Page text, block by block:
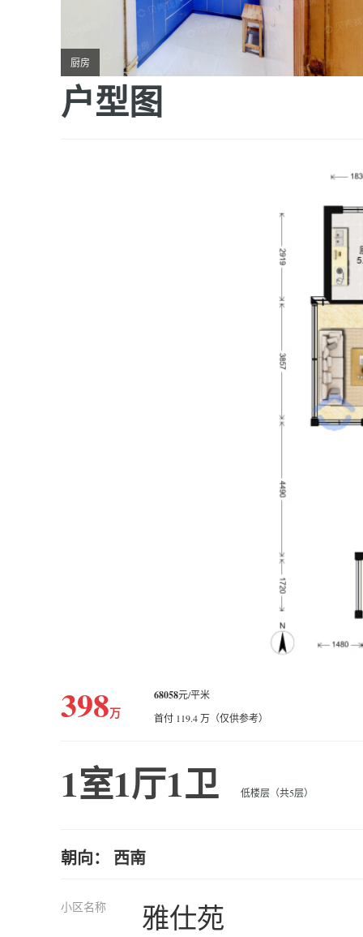
厨房
户型图
398万
68058元/平米
首付 119.4 万（仅供参考）
1室1厅1卫 低楼层（共5层）
朝向： 西南
小区名称 雅仕苑